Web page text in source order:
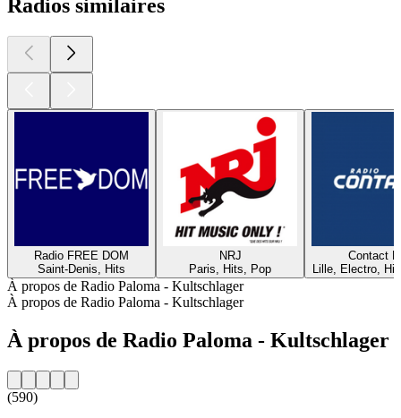
Radios similaires
Radio FREE DOM
Saint-Denis, Hits
NRJ
Paris, Hits, Pop
Contact
Lille, Electro,
À propos de Radio Paloma - Kultschlager
À propos de Radio Paloma - Kultschlager
À propos de Radio Paloma - Kultschlager
(590)